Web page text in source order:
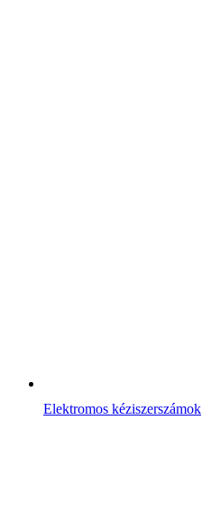
Elektromos kéziszerszámok